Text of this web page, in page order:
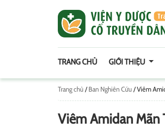
TRANG CHỦ GIỚI THIỆU
Trang chủ /Ban Nghiên Cứu /Viêm
Viêm Amidan Mãn